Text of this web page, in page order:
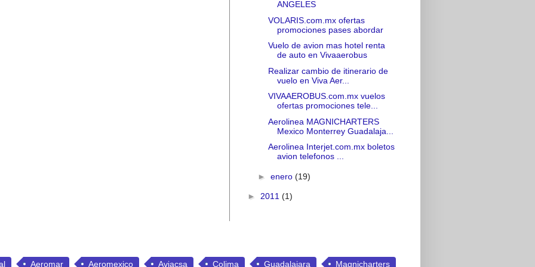
ANGELES
VOLARIS.com.mx ofertas
promociones pases abordar
Vuelo de avion mas hotel renta
de auto en Vivaaerobus
Realizar cambio de itinerario de
vuelo en Viva Aer...
VIVAAEROBUS.com.mx vuelos
ofertas promociones tele...
Aerolinea MAGNICHARTERS
Mexico Monterrey Guadalaja...
Aerolinea Interjet.com.mx boletos
avion telefonos ...
► enero (19)
► 2011 (1)
Aeromar Aeromexico Aviacsa Colima Guadalajara Magnicharters